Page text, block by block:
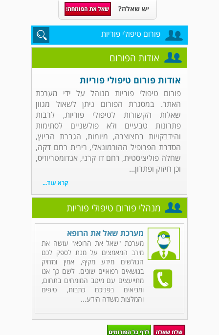
יש שאלה?
פורום טיפולי פוריות
אודות הפורום
אודות פורום טיפולי פוריות
פורום טיפולי פוריות מנוהל על ידי מערכת
האתר. במסגרת הפורום ניתן לשאול מגוון
שאלות הקשורות לטיפולי פוריות, לרבות
פתרונות טבעיים ולא פולשניים לסתימות
והידבקויות בחצוצרה, מיומות, הגברת הביוץ,
הסדרת הפרופיל ההורמונאלי, רירית רחם דקה,
שחלה פוליציסטית, רחם דו קרני, אנדומטריוזיס,
וכן חיזוק ופתרון...
קרא עוד...
מנהלי פורום טיפולי פוריות
מערכת שאל את הרופא
מערכת "שאל את הרופא" עושה את
מירב המאמצים על מנת לספק לכם
הגולשים מידע מקיף, אמין ומדויק
בנושאים רפואיים שונים. לשם כך אנו
מתייעצים עם מיטב המומחים בתחום,
ומביאים בפניכם כתבות, טיפים
והמלצות משדה הידע...